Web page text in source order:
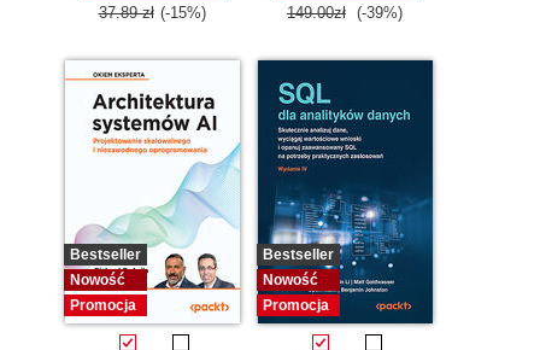
37.89 zł (-15%) 149.00zł (-39%)
Bestseller
Nowość
Promocja
Bestseller
Nowość
Promocja